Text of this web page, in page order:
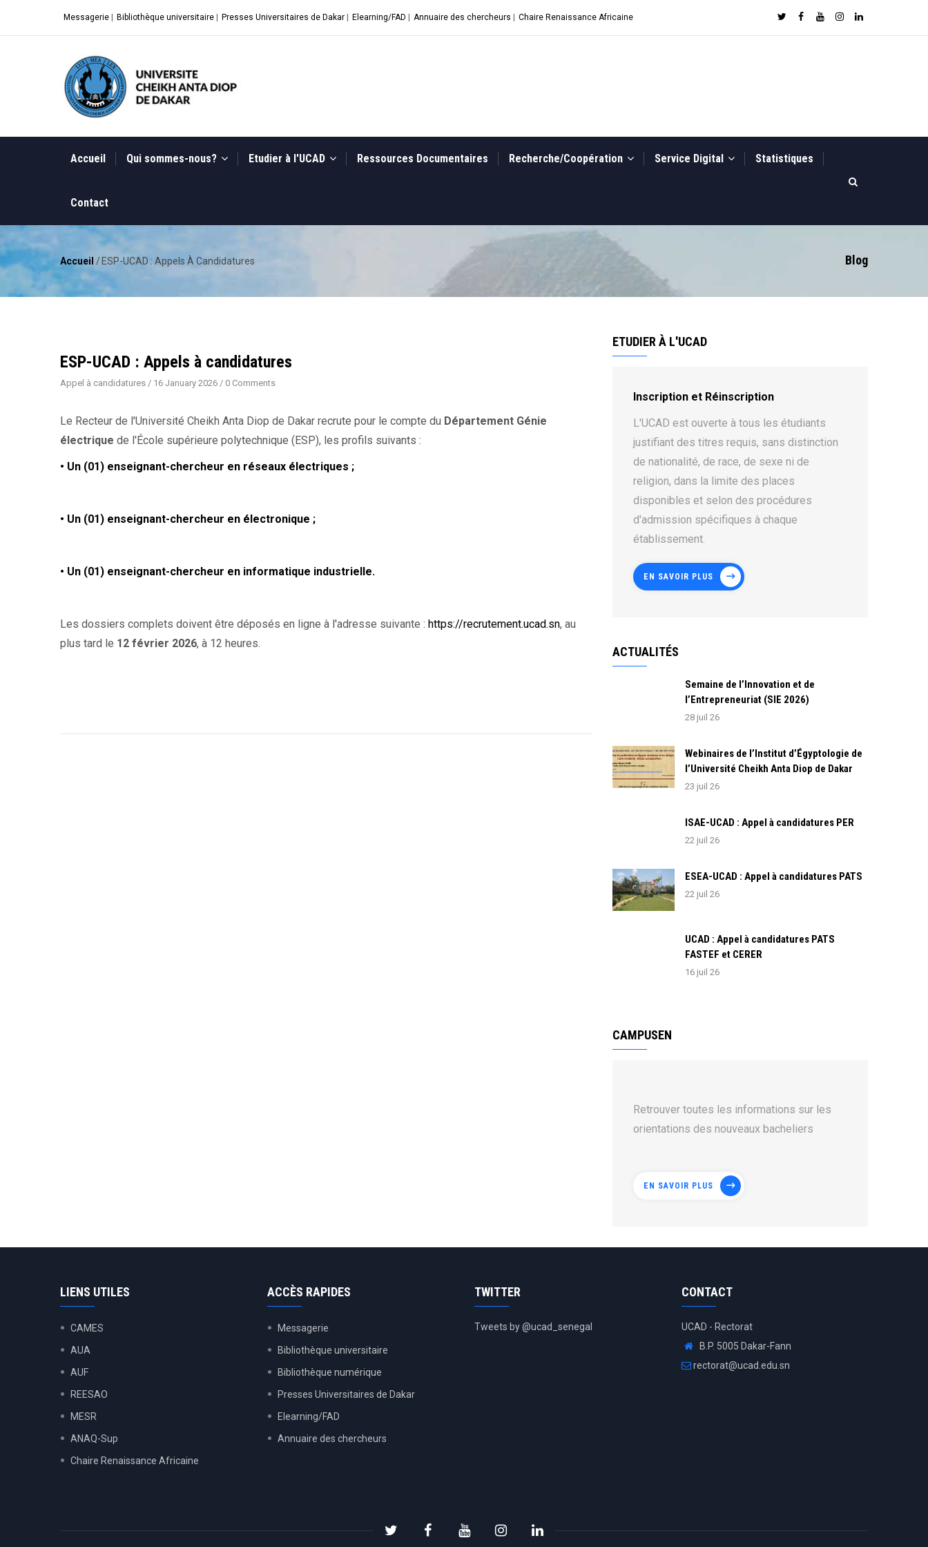
Messagerie Bibliothèque universitaire Presses Universitaires de Dakar Elearning/FAD Annuaire des chercheurs Chaire Renaissance Africaine
NAVIGATION
Accueil Qui sommes-nous? Etudier à l'UCAD Ressources Documentaires Recherche/Coopération Service Digital Statistiques
Contact
Blog
Fil
d'Ariane
Accueil / ESP-UCAD : Appels À Candidatures
ESP-UCAD : Appels à candidatures
Appel à candidatures / 16 January 2026 / 0 Comments
Le Recteur de l'Université Cheikh Anta Diop de Dakar recrute pour le compte du Département Génie
électrique de l'École supérieure polytechnique (ESP), les profils suivants :
• Un (01) enseignant-chercheur en réseaux électriques ;
• Un (01) enseignant-chercheur en électronique ;
• Un (01) enseignant-chercheur en informatique industrielle.
Les dossiers complets doivent être déposés en ligne à l'adresse suivante : https://recrutement.ucad.sn, au
plus tard le 12 février 2026, à 12 heures.
ETUDIER À L'UCAD
Inscription et Réinscription
L'UCAD est ouverte à tous les étudiants
justifiant des titres requis, sans distinction
de nationalité, de race, de sexe ni de
religion, dans la limite des places
disponibles et selon des procédures
d'admission spécifiques à chaque
établissement.
EN SAVOIR PLUS
ACTUALITÉS
Semaine de l’Innovation et de
l’Entrepreneuriat (SIE 2026)
28 juil 26
Webinaires de l’Institut d’Égyptologie de
l’Université Cheikh Anta Diop de Dakar
23 juil 26
ISAE-UCAD : Appel à candidatures PER
22 juil 26
ESEA-UCAD : Appel à candidatures PATS
22 juil 26
UCAD : Appel à candidatures PATS
FASTEF et CERER
16 juil 26
CAMPUSEN
Retrouver toutes les informations sur les
orientations des nouveaux bacheliers
EN SAVOIR PLUS
LIENS UTILES
CAMES
AUA
AUF
REESAO
MESR
ANAQ-Sup
Chaire Renaissance Africaine
ACCÈS RAPIDES
Messagerie
Bibliothèque universitaire
Bibliothèque numérique
Presses Universitaires de Dakar
Elearning/FAD
Annuaire des chercheurs
TWITTER
Tweets by @ucad_senegal
CONTACT
UCAD - Rectorat
B.P. 5005 Dakar-Fann
rectorat@ucad.edu.sn